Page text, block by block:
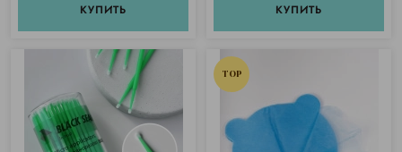
КУПИТЬ КУПИТЬ
TOP